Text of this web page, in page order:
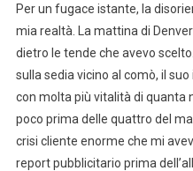
Per un fugace istante, la
mia realtà. La mattina di
dietro le tende che avevo
sulla sedia vicino al comò, il
con molta più vitalità di quanta
poco prima delle quattro del
crisi cliente enorme che mi
report pubblicitario prima